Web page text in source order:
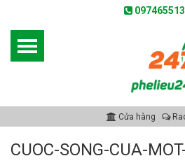
Cửa hàng
CUOC-SONG-CUA-